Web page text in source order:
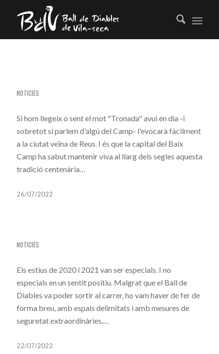
NOTICIES
Si hom llegeix o sent el mot "Tronada" avui en dia -i
sobretot si parlem d'algú del Camp- l'evocarà fàcilment
a la ciutat veïna de Reus. I és que la capital del Baix
Camp ha sabut mantenir viva al llarg dels segles aquesta
tradició centenària…
26/07/2022
NOTICIES
Els estius de 2020 í 2021 van ser especials. I no
especials en un sentit positiu. Malgrat que el Ball de
Diables va poder sortir al carrer, ho vam haver de fer de
forma breu, amb espais delimitats i amb mesures de
seguretat extraordinàries.…
22/07/2022